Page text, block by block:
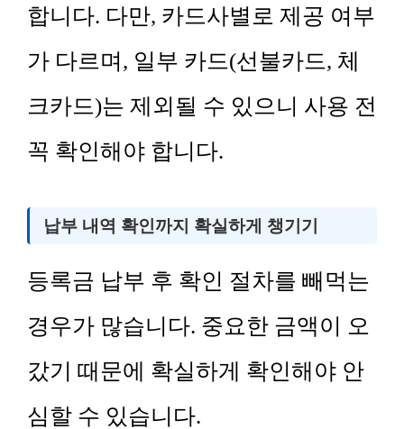
합니다. 다만, 카드사별로 제공 여부
가 다르며, 일부 카드(선불카드, 체
크카드)는 제외될 수 있으니 사용 전
꼭 확인해야 합니다.
납부 내역 확인까지 확실하게 챙기기
등록금 납부 후 확인 절차를 빼먹는
경우가 많습니다. 중요한 금액이 오
갔기 때문에 확실하게 확인해야 안
심할 수 있습니다.